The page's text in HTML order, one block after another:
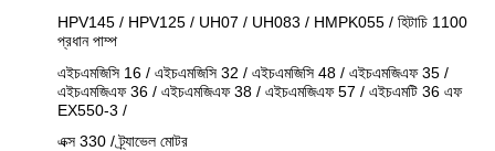
HPV145 / HPV125 / UH07 / UH083 / HMPK055 / হিটাচি 1100
প্রধান পাম্প
এইচএমজিসি 16 / এইচএমজিসি 32 / এইচএমজিসি 48 / এইচএমজিএফ 35 /
এইচএমজিএফ 36 / এইচএমজিএফ 38 / এইচএমজিএফ 57 / এইচএমটি 36 এফ
EX550-3 /
এক্স 330 / ট্র্যাভেল মোটর